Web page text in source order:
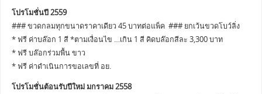
โปรโมชั่นปี 2559
### ขวดกลมทุกขนาดราคาเดียว 45 บาทต่อแพ็ค ### ยกเว้นขวดโบว์ลิ่ง
* ฟรี ค่าบล๊อก 1 สี *ตามเงื่อนไข …เกิน 1 สี คิดบล๊อกสีละ 3,300 บาท
* ฟรี บล๊อกร่วมพื้น ขาว
* ฟรี ค่าดำเนินการขอเลขที่ อย.
โปรโมชั่นต้อนรับปีใหม่ มกราคม 2558